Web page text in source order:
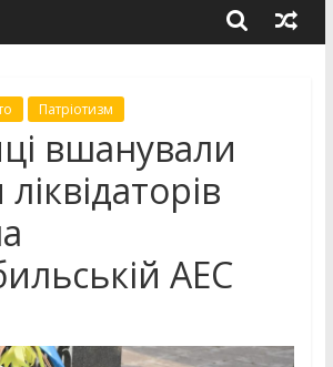
Патріотизм
вшанували
АЕС